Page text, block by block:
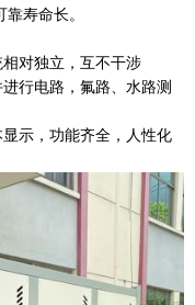
寿命长。
对独立，互不干涉
行电路，氟路、水路测
示，功能齐全，人性化